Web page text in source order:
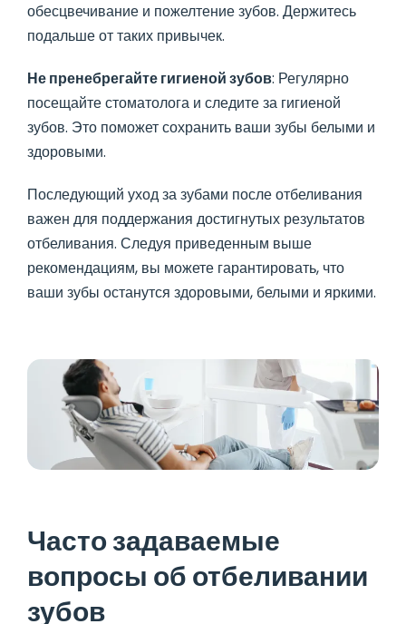
обесцвечивание и пожелтение зубов. Держитесь
подальше от таких привычек.
Не пренебрегайте гигиеной зубов: Регулярно
посещайте стоматолога и следите за гигиеной
зубов. Это поможет сохранить ваши зубы белыми и
здоровыми.
Последующий уход за зубами после отбеливания
важен для поддержания достигнутых результатов
отбеливания. Следуя приведенным выше
рекомендациям, вы можете гарантировать, что
ваши зубы останутся здоровыми, белыми и яркими.
Часто задаваемые
вопросы об отбеливании
зубов